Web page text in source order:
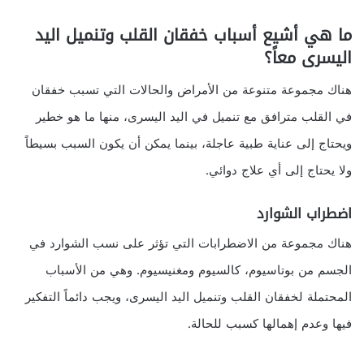
ما هي أشيع أسباب خفقان القلب وتنميل اليد
اليسرى معاً؟
هناك مجموعة متنوعة من الأمراض والحالات التي تسبب خفقان
في القلب مترافق مع تنميل في اليد اليسرى، منها ما هو خطير
ويحتاج إلى عناية طبية عاجلة، بينما يمكن أن يكون السبب بسيطاً
ولا يحتاج إلى أي علاج دوائي.
اضطراب الشوارد
هناك مجموعة من الاضطرابات التي تؤثر على نسب الشوارد في
الجسم من بوتاسيوم، كالسيوم ومغنيسيوم. وهي من الأسباب
المحتملة لخفقان القلب وتنميل اليد اليسرى، ويجب دائماً التفكير
فيها وعدم إهمالها كسبب للحالة.